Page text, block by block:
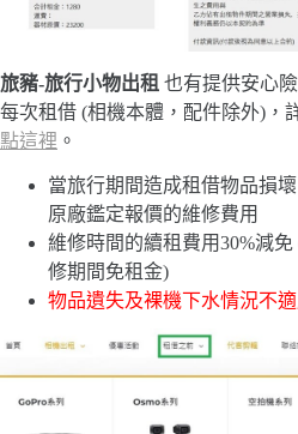
旅豬-旅行小物出租 也有提供安心
每次租借 (相機本體，配件除外)，
點這裡 。
當旅行期間造成租借物品損
原廠鑑定報價的維修費用
維修時間的續租費用30%減
修期間免租金)
物品遺失及裸機下水情況不